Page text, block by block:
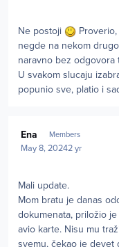
Ne postoji
Proverio,
negde na nekom
naravno bez odgovora
U svakom slucaju
popunio sve, platio i
Ena Members
May 8, 20242 yr
Mali update.
Mom bratu je danas
dokumenata, priložio
avio karte. Nisu mu
svemu, čekao je devet